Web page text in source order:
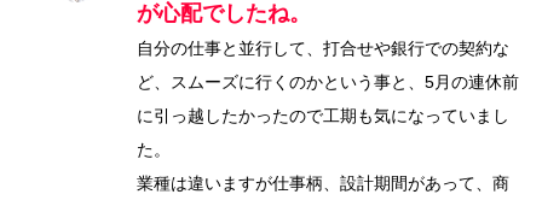
が心配でしたね。
自分の仕事と並行して、打合せや銀行での契約な
ど、スムーズに行くのかという事と、5月の連休前
に引っ越したかったので工期も気になっていまし
た。
業種は違いますが仕事柄、設計期間があって、商